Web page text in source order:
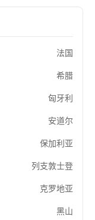
法国
希腊
匈牙利
安道尔
保加利亚
列支敦士登
克罗地亚
黑山